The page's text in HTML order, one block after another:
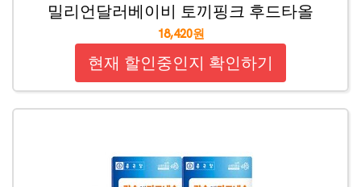
밀리언달러베이비 토끼핑크 후드타올
18,420원
현재 할인중인지 확인하기